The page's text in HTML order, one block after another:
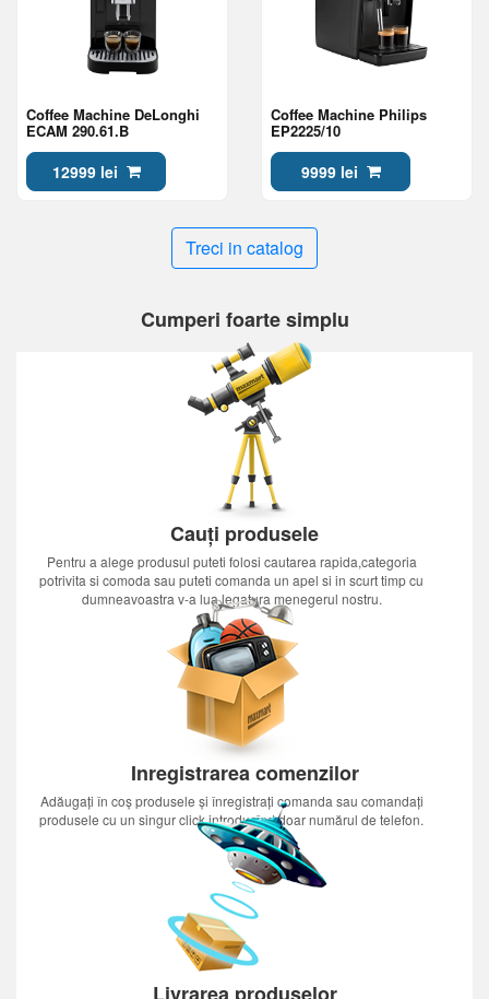
Coffee Machine DeLonghi
ECAM 290.61.B
12999 lei
Coffee Machine Philips
EP2225/10
9999 lei
Treci in catalog
Cumperi foarte simplu
Cauți produsele
Pentru a alege produsul puteti folosi cautarea rapida,categoria
potrivita si comoda sau puteti comanda un apel si in scurt timp cu
dumneavoastra v-a lua legatura menegerul nostru.
Inregistrarea comenzilor
Adăugați în coș produsele și înregistrați comanda sau comandați
produsele cu un singur click introducînd doar numărul de telefon.